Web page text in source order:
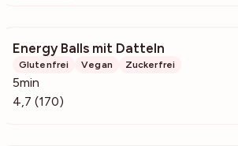
Energy Balls mit Datteln
Glutenfrei Vegan Zuckerfrei
5min
4,7 (170)